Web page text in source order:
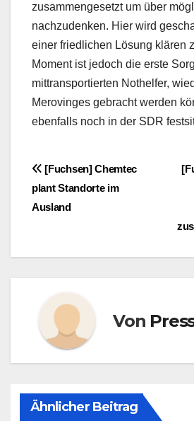
zusammengesetzt um über
nachzudenken. Hier wird
einer friedlichen Lösung klären
Moment ist jedoch die erste
mittransportierten Nothelfer,
Merovinges gebracht werden
ebenfalls noch in der SDR
[Fuchsen] Chemtec
plant Standorte im
Ausland
Von
Ähnlicher Beitrag